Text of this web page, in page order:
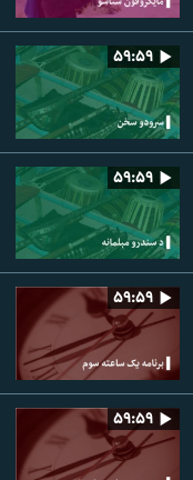
۵۹:۵۹
۵۹:۵۹
۵۹:۵۹
۵۹:۵۹